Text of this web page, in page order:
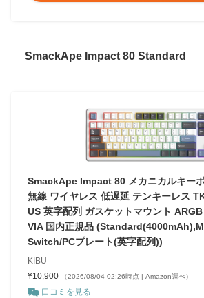
SmackApe Impact 80 Standard
SmackApe Impact 80 メカニカルキー
無線 ワイヤレス 低遅延 テンキーレス
US 英字配列 ガスケットマウント
VIA 国内正規品
Switch/PCプレート(英字配列))
KIBU
¥10,900
（2026/08/04 02:26時点 | Amazon調べ）
口コミを見る